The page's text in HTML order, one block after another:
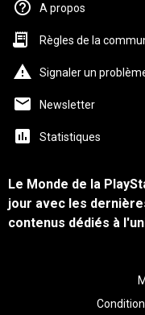
A propos
Règles de la
Signaler un
Newsletter
Statistiques
Le Monde de la
jour avec les
contenus dédiés à